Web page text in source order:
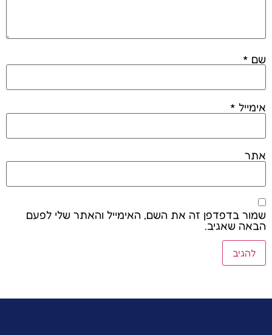
שם *
אימייל *
אתר
שמור בדפדפן זה את השם, האימייל והאתר שלי לפעם
הבאה שאגיב.